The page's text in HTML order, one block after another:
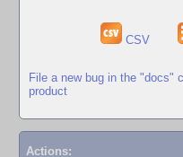
CSV
File a new bug in the "docs"
product
Actions: